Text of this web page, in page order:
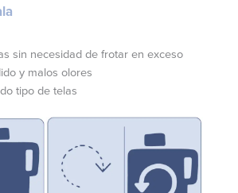
$598.00
hasta
$2,323.00
sin necesidad de frotar en exceso
y malos olores
tipo de telas